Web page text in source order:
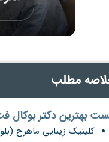
مطلب
بهترین دکتر بوکال
کلینیک زیبایی ماهرخ